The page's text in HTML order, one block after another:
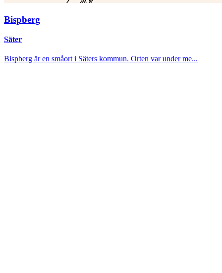
Bispberg
Säter
Bispberg är en småort i Säters kommun. Orten var under me...